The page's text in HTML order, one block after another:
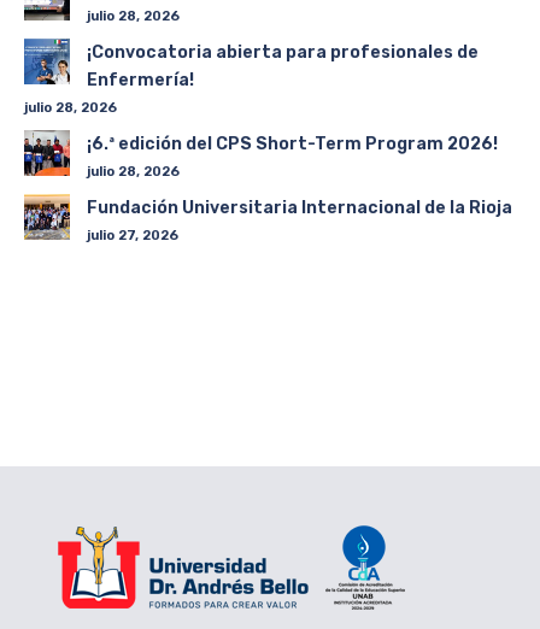
julio 28, 2026
¡Convocatoria abierta para profesionales de
Enfermería!
julio 28, 2026
¡6.ª edición del CPS Short-Term Program 2026!
julio 28, 2026
Fundación Universitaria Internacional de la Rioja
julio 27, 2026